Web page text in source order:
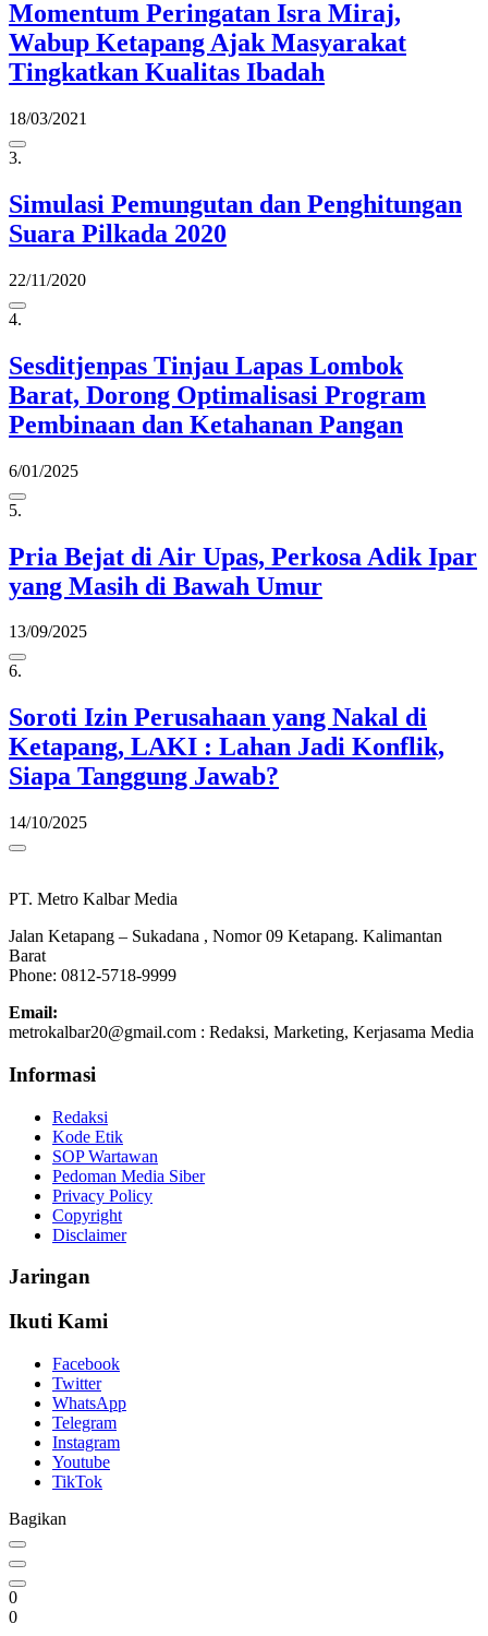
Momentum Peringatan Isra Miraj,
Wabup Ketapang Ajak Masyarakat
Tingkatkan Kualitas Ibadah
18/03/2021
3.
Simulasi Pemungutan dan Penghitungan
Suara Pilkada 2020
22/11/2020
4.
Sesditjenpas Tinjau Lapas Lombok
Barat, Dorong Optimalisasi Program
Pembinaan dan Ketahanan Pangan
6/01/2025
5.
Pria Bejat di Air Upas, Perkosa Adik Ipar
yang Masih di Bawah Umur
13/09/2025
6.
Soroti Izin Perusahaan yang Nakal di
Ketapang, LAKI : Lahan Jadi Konflik,
Siapa Tanggung Jawab?
14/10/2025
PT. Metro Kalbar Media
Jalan Ketapang – Sukadana , Nomor 09 Ketapang. Kalimantan
Barat
Phone: 0812-5718-9999
Email:
metrokalbar20@gmail.com : Redaksi, Marketing, Kerjasama Media
Informasi
Redaksi
Kode Etik
SOP Wartawan
Pedoman Media Siber
Privacy Policy
Copyright
Disclaimer
Jaringan
Ikuti Kami
Facebook
Twitter
WhatsApp
Telegram
Instagram
Youtube
TikTok
Bagikan
0
0